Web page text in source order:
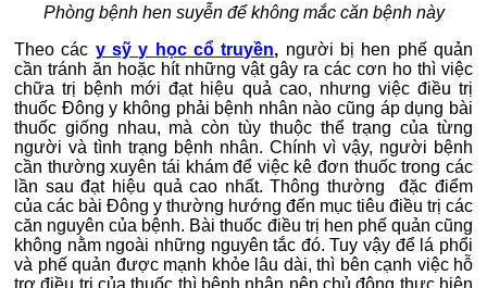
Phòng bệnh hen suyễn để không mắc căn bệnh này
Theo các y sỹ y học cổ truyền, người bị hen phế quản
cần tránh ăn hoặc hít những vật gây ra các cơn ho thì việc
chữa trị bệnh mới đạt hiệu quả cao, nhưng việc điều trị
thuốc Đông y không phải bệnh nhân nào cũng áp dụng bài
thuốc giống nhau, mà còn tùy thuộc thể trạng của từng
người và tình trạng bệnh nhân. Chính vì vậy, người bệnh
cần thường xuyên tái khám để việc kê đơn thuốc trong các
lần sau đạt hiệu quả cao nhất. Thông thường đặc điểm
của các bài Đông y thường hướng đến mục tiêu điều trị các
căn nguyên của bệnh. Bài thuốc điều trị hen phế quản cũng
không nằm ngoài những nguyên tắc đó. Tuy vậy để lá phổi
và phế quản được mạnh khỏe lâu dài, thì bên cạnh việc hỗ